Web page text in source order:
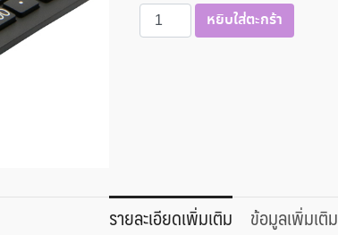
จำนวน
เครื่อง
ชิ้น
หยิบใส่ตะกร้า
รายละเอียดเพิ่มเติม ข้อมูลเพิ่มเติม